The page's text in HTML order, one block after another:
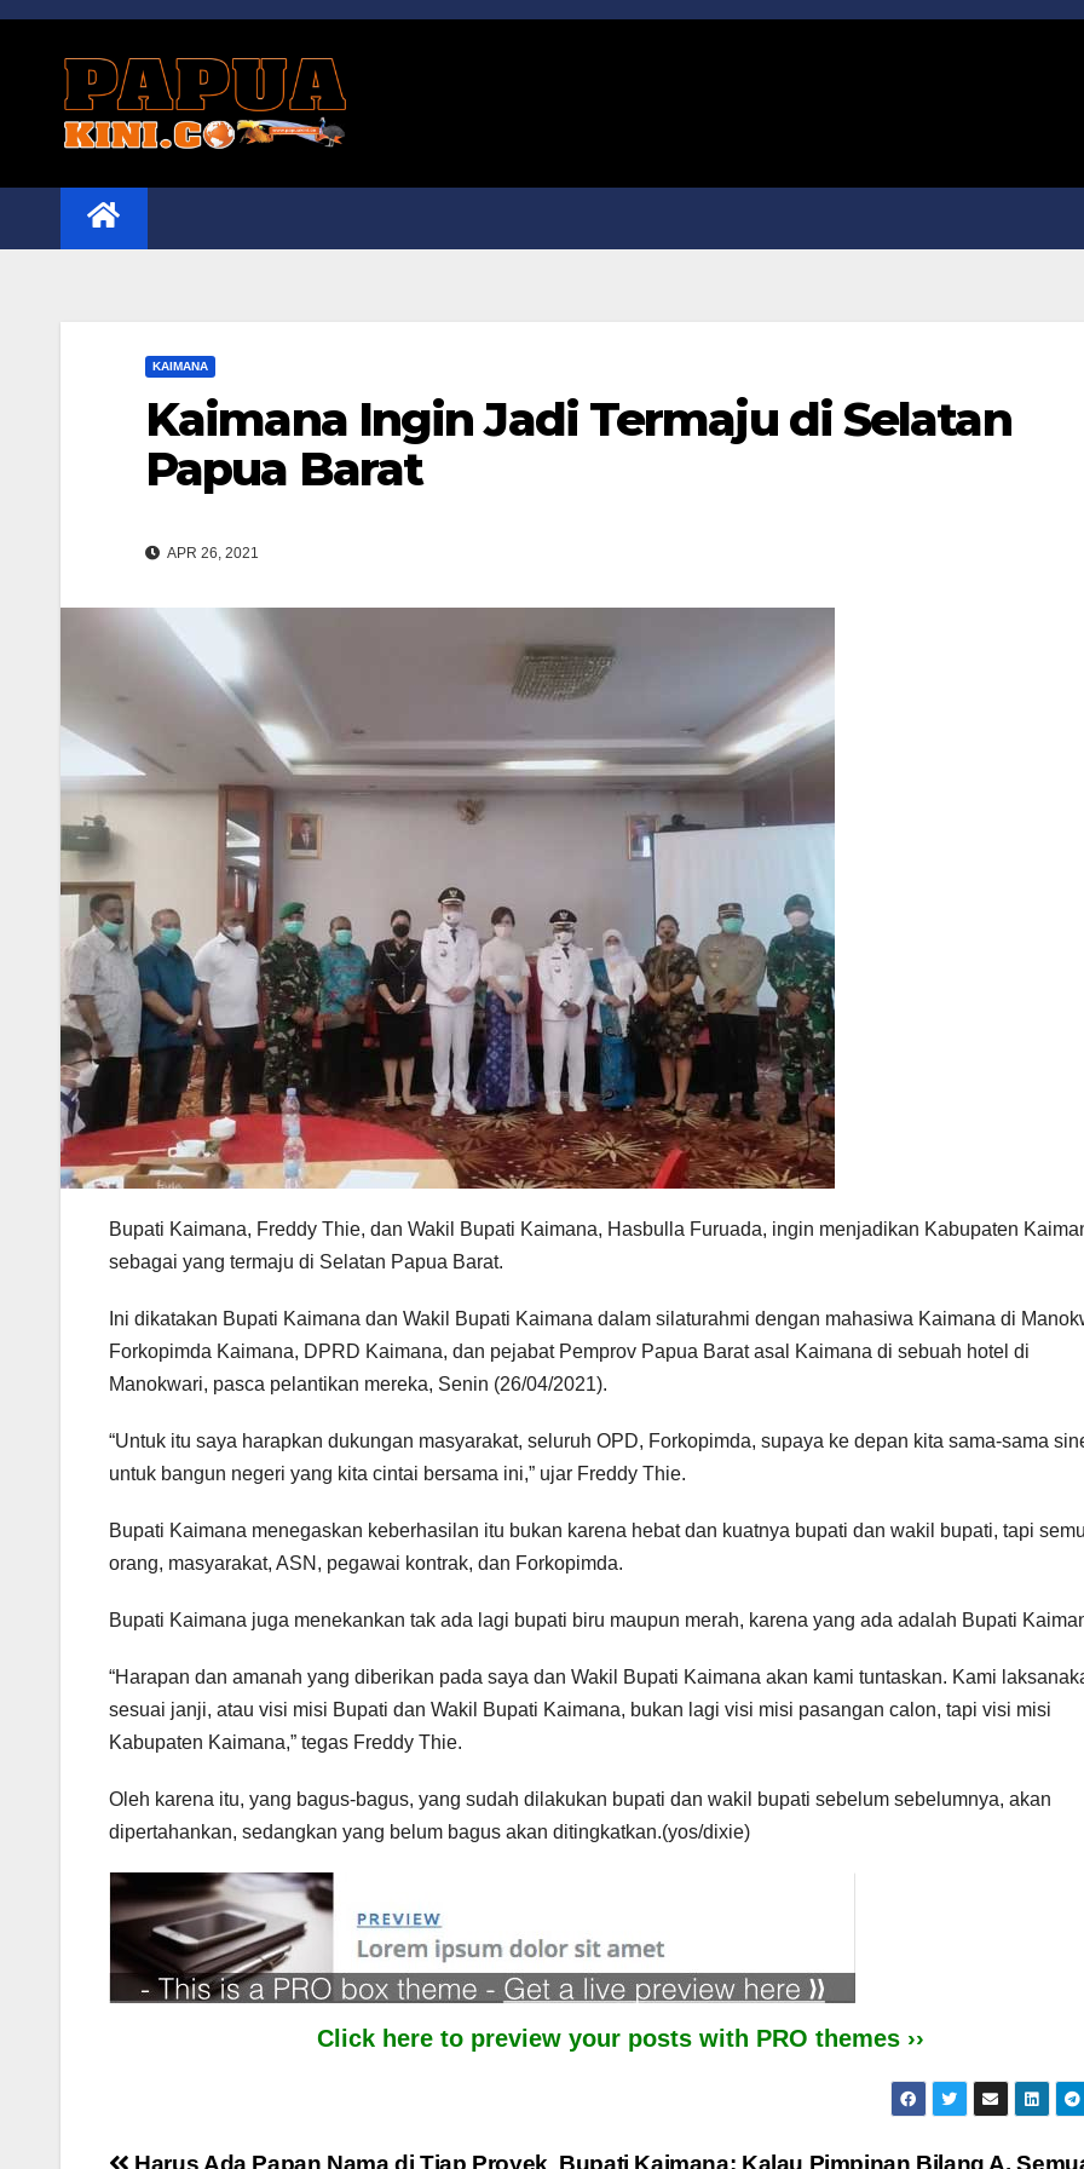
Skip
KAIMANA
Kaimana Ingin Jadi Termaju di Selatan
Papua Barat
APR 26, 2021
Bupati Kaimana, Freddy Thie, dan Wakil Bupati Kaimana, Hasbulla Furuada, ingin menjadikan Kabupaten
sebagai yang termaju di Selatan Papua Barat.
Ini dikatakan Bupati Kaimana dan Wakil Bupati Kaimana dalam silaturahmi dengan mahasiwa Kaimana di
Forkopimda Kaimana, DPRD Kaimana, dan pejabat Pemprov Papua Barat asal Kaimana di sebuah hotel di
Manokwari, pasca pelantikan mereka, Senin (26/04/2021).
“Untuk itu saya harapkan dukungan masyarakat, seluruh OPD, Forkopimda, supaya ke depan kita sama-sama
untuk bangun negeri yang kita cintai bersama ini,” ujar Freddy Thie.
Bupati Kaimana menegaskan keberhasilan itu bukan karena hebat dan kuatnya bupati dan wakil bupati, tapi
orang, masyarakat, ASN, pegawai kontrak, dan Forkopimda.
Bupati Kaimana juga menekankan tak ada lagi bupati biru maupun merah, karena yang ada adalah Bupati
“Harapan dan amanah yang diberikan pada saya dan Wakil Bupati Kaimana akan kami tuntaskan. Kami
sesuai janji, atau visi misi Bupati dan Wakil Bupati Kaimana, bukan lagi visi misi pasangan calon, tapi visi misi
Kabupaten Kaimana,” tegas Freddy Thie.
Oleh karena itu, yang bagus-bagus, yang sudah dilakukan bupati dan wakil bupati sebelum sebelumnya, akan
dipertahankan, sedangkan yang belum bagus akan ditingkatkan.(yos/dixie)
Click here to preview your posts with PRO themes ››
Bupati Kaimana: Kalau Pimpinan Bilang A,
Harus Ada Papan Nama di Tiap Proyek